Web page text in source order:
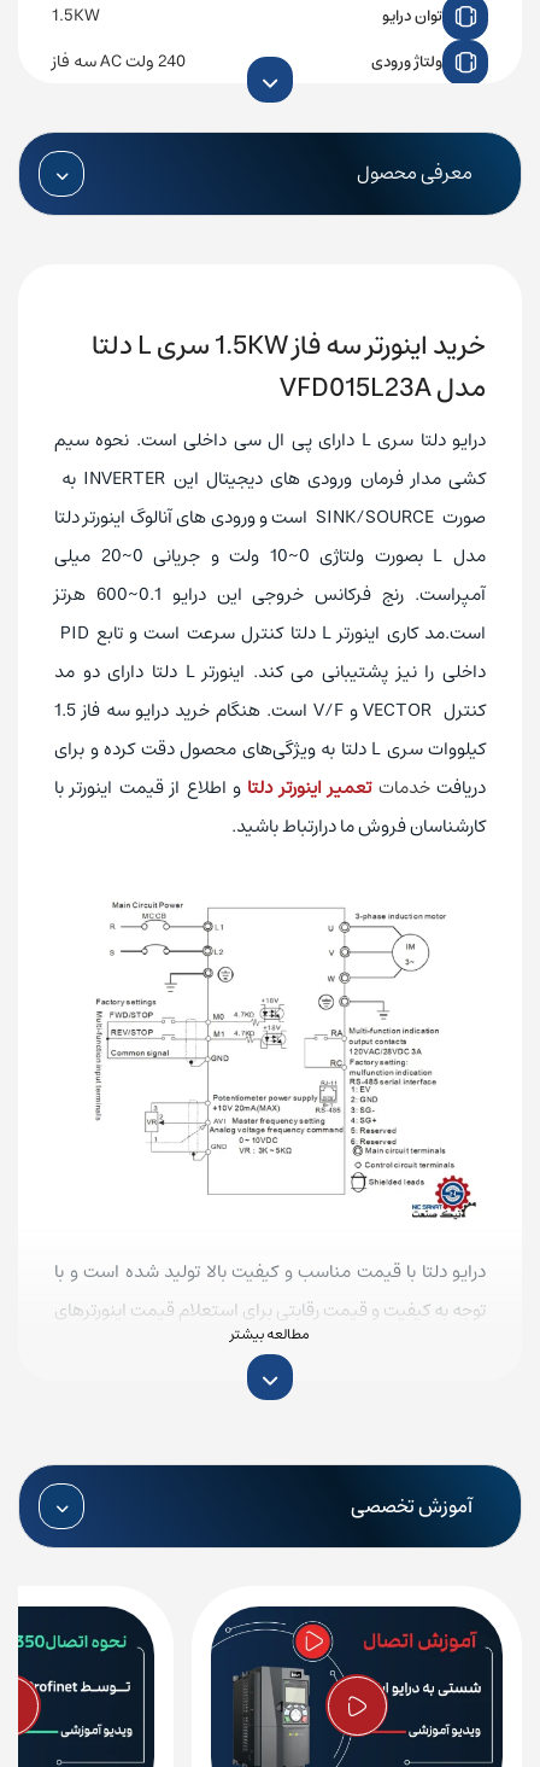
توان درایو 1.5KW
ولتاژ ورودی 240 ولت AC سه‌ فاز
RS485
معرفی محصول
خرید اینورتر سه فاز 1.5KW سری L دلتا
مدل VFD015L23A
درایو دلتا سری L دارای پی ال سی داخلی است. نحوه سیم
کشی مدار فرمان ورودی های دیجیتال این INVERTER به‌
صورت SINK/SOURCE است و ورودی های آنالوگ اینورتر دلتا
مدل L بصورت ولتاژی 0~10 ولت و جریانی 0~20 میلی
آمپراست. رنج فرکانس خروجی این درایو 0.1~600 هرتز
داخلی را نیز پشتیبانی می کند. اینورتر L دلتا دارای دو مد
کنترل VECTOR و V/F است. هنگام خرید درایو سه فاز 1.5
کیلووات سری L دلتا به ویژگی‌های محصول دقت کرده و برای
دریافتخدماتتعمیر اینورتر دلتا و اطلاع از قیمت اینورتر با
کارشناسان فروش ما درارتباط باشید.
درایو دلتا با قیمت مناسب و کیفیت بالا تولید شده است و با
توجه به کیفیت و قیمت رقابتی برای استعلام قیمت اینورترهای
کارشناسان فروش ما درارتباط باشید. جهت اطلاع از قیمت
ما در ارتباط باشید.
آموزش تخصصی